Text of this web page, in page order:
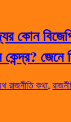
কোন
কেন্দ্র?
রাজনীতি কথা,